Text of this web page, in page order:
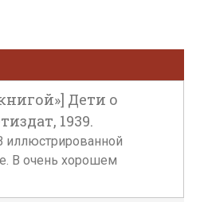
Дети о
1939.
иллюстрированной
В очень хорошем